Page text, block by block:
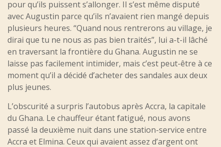
pour qu’ils puissent s’allonger. Il s’est même disputé
avec Augustin parce qu’ils n’avaient rien mangé depuis
plusieurs heures. “Quand nous rentrerons au village, je
dirai que tu ne nous as pas bien traités”, lui a-t-il lâché
en traversant la frontière du Ghana. Augustin ne se
laisse pas facilement intimider, mais c’est peut-être à ce
moment qu’il a décidé d’acheter des sandales aux deux
plus jeunes.
L’obscurité a surpris l’autobus après Accra, la capitale
du Ghana. Le chauffeur étant fatigué, nous avons
passé la deuxième nuit dans une station-service entre
Accra et Elmina. Ceux qui avaient assez d’argent ont